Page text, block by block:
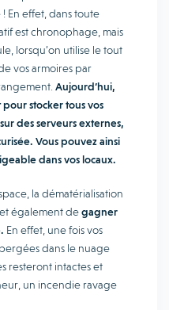
En effet, dans toute
est chronophage, mais
lorsqu’on utilise le tout
vos armoires par
Aujourd’hui,
stocker tous vos
des serveurs externes,
Vous pouvez ainsi
dans vos locaux.
la dématérialisation
également degagner
En effet, une fois vos
dans le nuage
resteront intactes et
un incendie ravage